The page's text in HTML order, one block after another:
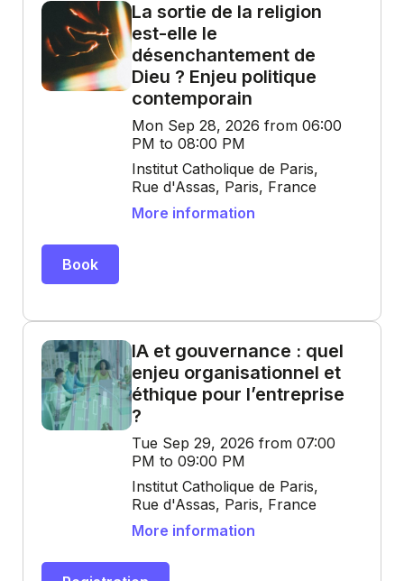
La sortie de la religion
est-elle le
désenchantement de
Dieu ? Enjeu politique
contemporain
Mon Sep 28, 2026 from 06:00
PM to 08:00 PM
Institut Catholique de Paris,
Rue d'Assas, Paris, France
More information
Book
IA et gouvernance : quel
enjeu organisationnel et
éthique pour l’entreprise
?
Tue Sep 29, 2026 from 07:00
PM to 09:00 PM
Institut Catholique de Paris,
Rue d'Assas, Paris, France
More information